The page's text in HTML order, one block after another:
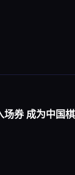
场券 成为中国